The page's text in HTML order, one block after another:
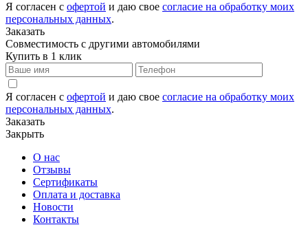
Я согласен с офертой и даю свое согласие на обработку моих
персональных данных.
Заказать
Совместимость с другими автомобилями
Купить в 1 клик
Я согласен с офертой и даю свое согласие на обработку моих
персональных данных.
Заказать
Закрыть
О нас
Отзывы
Сертификаты
Оплата и доставка
Новости
Контакты